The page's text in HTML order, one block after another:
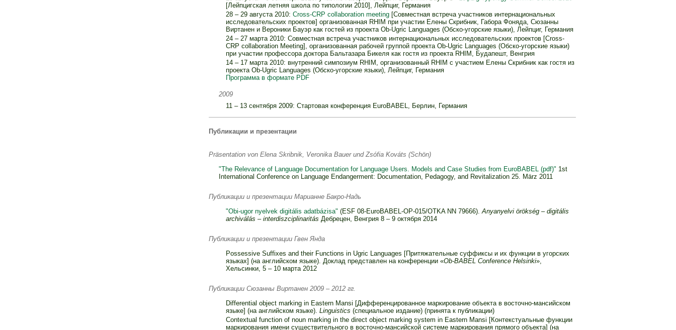
[Лейпцигская летняя школа по типологии 2010], Лейпциг, Германия
28 – 29 августа 2010: Cross-CRP collaboration meeting[Совместная встреча участников интернациональных
исследовательских проектов] организованная RHIM при участии Елены Скрибник, Габора Фоняда, Сюзанны
Виртанен и Вероники Бауэр как гостей из проекта Ob-Ugric Languages (Обско-угорские языки), Лейпциг, Германия
24 – 27 марта 2010: Совместная встреча участников интернациональных исследовательских проектов [Cross-
CRP collaboration Meeting], организованная рабочей группой проекта Ob-Ugric Languages (Обско-угорские языки)
при участии профессора доктора Бальтазара Бикеля как гостя из проекта RHIM, Будапешт, Венгрия
14 – 17 марта 2010: внутренний симпозиум RHIM, организованный RHIM с участием Елены Скрибник как гостя из
проекта Ob-Ugric Languages (Обско-угорские языки), Лейпциг, Германия
Программа в формате PDF
2009
11 – 13 сентября 2009: Стартовая конференция EuroBABEL, Берлин, Германия
Публикации и презентации
Präsentation von Elena Skribnik, Veronika Bauer und Zsófia Kováts (Schön)
"The Relevance of Language Documentation for Language Users. Models and Case Studies from EuroBABEL (pdf)" 1st
International Conference on Language Endangerment: Documentation, Pedagogy, and Revitalization 25. März 2011
Публикации и презентации Марианне Бакро-Надь
"Obi-ugor nyelvek digitális adatbázisa" (ESF 08-EuroBABEL-OP-015/OTKA NN 79666).Anyanyelvi örökség – digitális
archiválás – interdiszciplinaritás Дебрецен, Венгрия 8 – 9 октября 2014
Публикации и презентации Гвен Янда
Possessive Suffixes and their Functions in Ugric Languages [Притяжательные суффиксы и их функции в угорских
языках] (на английском языке). Доклад представлен на конференции «Ob-BABEL Conference Helsinki»,
Хельсинки, 5 – 10 марта 2012
Публикации Сюзанны Виртанен 2009 – 2012 гг.
Differential object marking in Eastern Mansi [Дифференцированное маркирование объекта в восточно-мансийском
языке] (на английском языке). Linguistics (специальное издание) (принята к публикации)
Contextual function of noun marking in the direct object marking system in Eastern Mansi [Контекстуальные функции
маркирования имени существительного в восточно-мансийской системе маркирования прямого объекта] (на